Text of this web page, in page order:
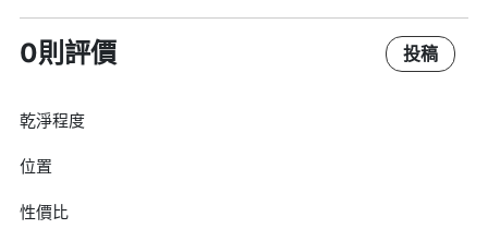
0則評價 投稿
乾淨程度
位置
性價比